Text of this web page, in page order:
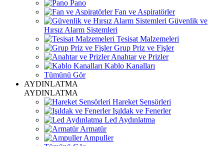
Pano
Fan ve Aspiratörler
Güvenlik ve
Hırsız Alarm Sistemleri
Tesisat Malzemeleri
Grup Priz ve Fişler
Anahtar ve Prizler
Kablo Kanalları
Tümünü Gör
AYDINLATMA
AYDINLATMA
Hareket Sensörleri
Işıldak ve Fenerler
Led Aydınlatma
Armatür
Ampuller